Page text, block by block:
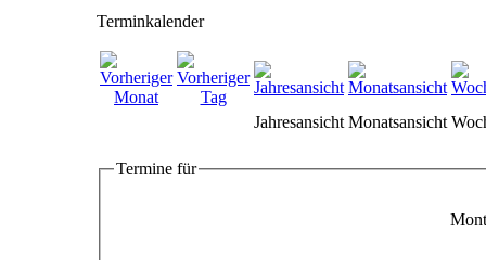
Terminkalender
Jahresansicht Monatsansicht
Termine für